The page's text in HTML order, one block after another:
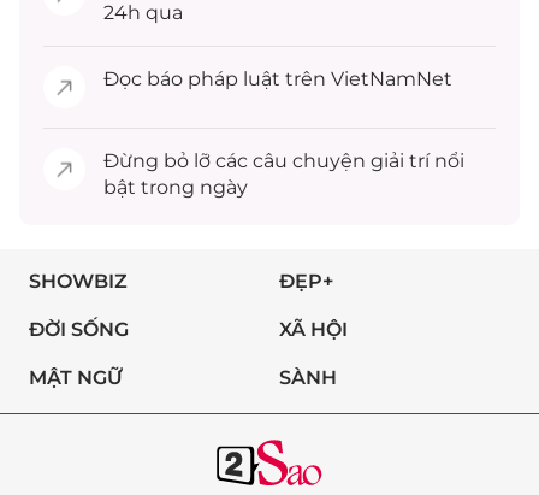
24h qua
Đọc báo pháp luật trên VietNamNet
Đừng bỏ lỡ các câu chuyện giải trínổi
bật trong ngày
SHOWBIZ ĐẸP+
ĐỜI SỐNG XÃ HỘI
MẬT NGỮ SÀNH